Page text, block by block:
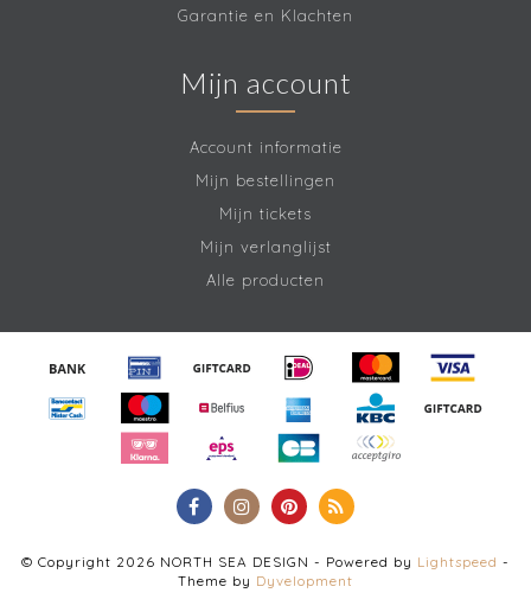
Garantie en Klachten
Mijn account
Account informatie
Mijn bestellingen
Mijn tickets
Mijn verlanglijst
Alle producten
© Copyright 2026 NORTH SEA DESIGN - Powered by Lightspeed -
Theme by Dyvelopment